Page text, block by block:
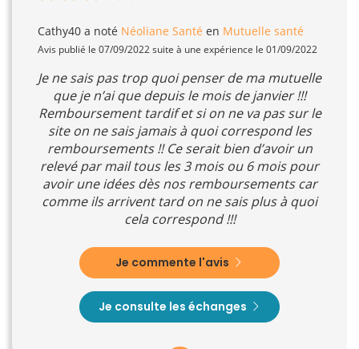
Cathy40 a noté Néoliane Santé en Mutuelle santé
Avis publié le 07/09/2022 suite à une expérience le 01/09/2022
Je ne sais pas trop quoi penser de ma mutuelle
que je n’ai que depuis le mois de janvier !!!
Remboursement tardif et si on ne va pas sur le
site on ne sais jamais à quoi correspond les
remboursements !! Ce serait bien d’avoir un
relevé par mail tous les 3 mois ou 6 mois pour
avoir une idées dès nos remboursements car
comme ils arrivent tard on ne sais plus à quoi
cela correspond !!!
Je commente l'avis
Je consulte les échanges